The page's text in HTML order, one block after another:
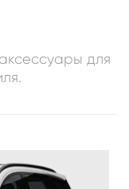
для
.